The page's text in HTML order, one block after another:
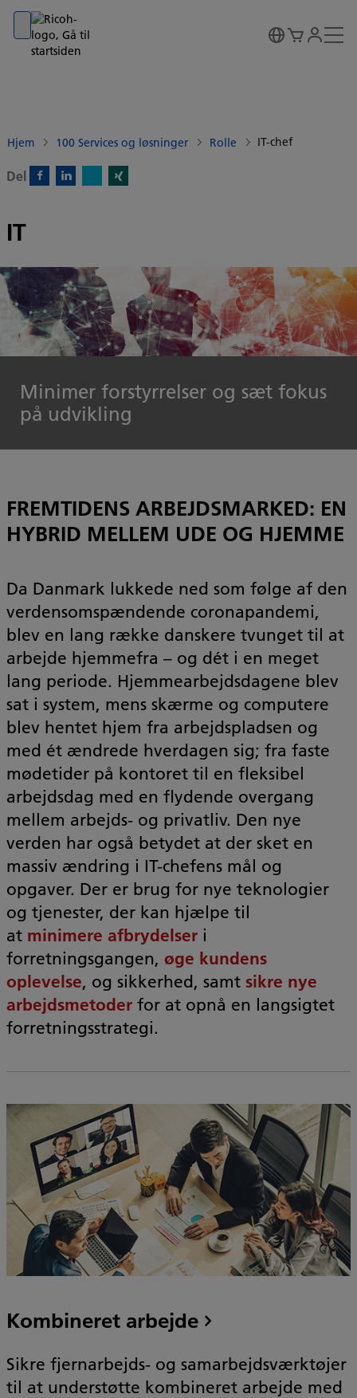
Go to banner
Go to content
Go to footer
Hjem 100 Services og løsninger Rolle IT-chef
Del
IT
Minimer forstyrrelser og sæt fokus
på udvikling
FREMTIDENS ARBEJDSMARKED: EN
HYBRID MELLEM UDE OG HJEMME
Da Danmark lukkede ned som følge af den
verdensomspændende coronapandemi,
blev en lang række danskere tvunget til at
arbejde hjemmefra – og dét i en meget
lang periode. Hjemmearbejdsdagene blev
sat i system, mens skærme og computere
blev hentet hjem fra arbejdspladsen og
med ét ændrede hverdagen sig; fra faste
mødetider på kontoret til en fleksibel
arbejdsdag med en flydende overgang
mellem arbejds- og privatliv. Den nye
verden har også betydet at der sket en
massiv ændring i IT-chefens mål og
opgaver. Der er brug for nye teknologier
og tjenester, der kan hjælpe til
at minimere afbrydelser i
forretningsgangen, øge kundens
oplevelse, og sikkerhed, samt sikre nye
arbejdsmetoder for at opnå en langsigtet
forretningsstrategi.
Kombineret arbejde
Sikre fjernarbejds- og samarbejdsværktøjer
til at understøtte kombineret arbejde med